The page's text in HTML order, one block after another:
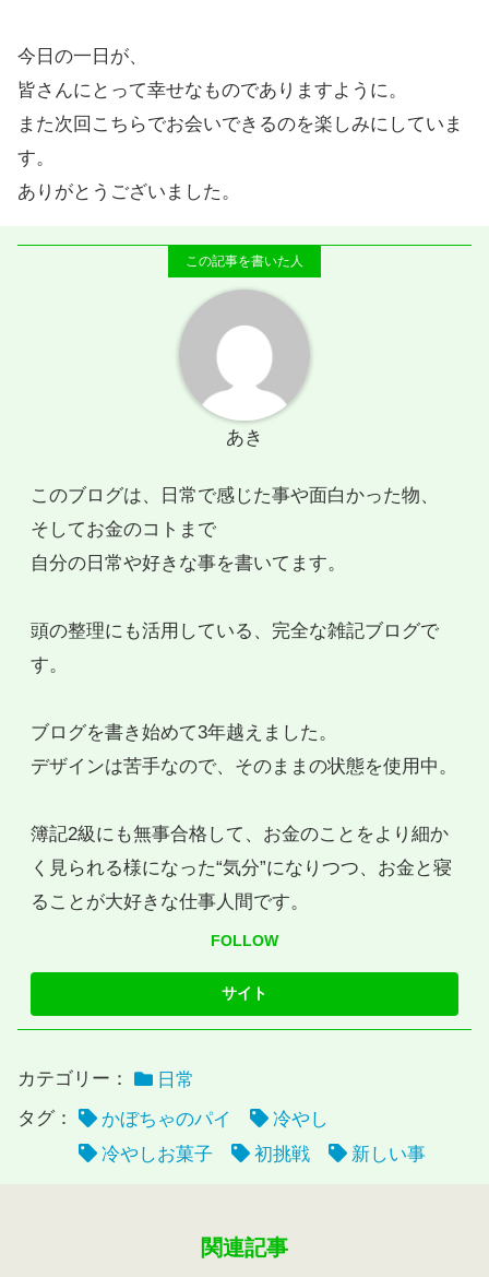
今日の一日が、
皆さんにとって幸せなものでありますように。
また次回こちらでお会いできるのを楽しみにしていま
す。
ありがとうございました。
あき
このブログは、日常で感じた事や面白かった物、
そしてお金のコトまで
自分の日常や好きな事を書いてます。
頭の整理にも活用している、完全な雑記ブログで
す。
ブログを書き始めて3年越えました。
デザインは苦手なので、そのままの状態を使用中。
簿記2級にも無事合格して、お金のことをより細か
く見られる様になった“気分”になりつつ、お金と寝
ることが大好きな仕事人間です。
FOLLOW
カテゴリー：
日常
タグ：
かぼちゃのパイ
冷やし
冷やしお菓子
初挑戦 新しい事
関連記事